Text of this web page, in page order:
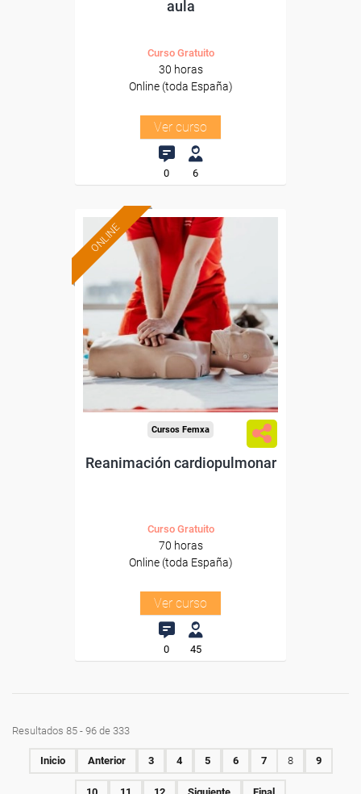
aula
Curso Gratuito
30 horas
Online (toda España)
Ver curso
0 6
ONLINE
Formación 100%
subvencionada.
Para desempleados,
trabajadores y autónomos.
Sector
-Sanidad.
Cursos Femxa
Reanimación cardiopulmonar
Curso Gratuito
70 horas
Online (toda España)
Ver curso
0 45
Resultados 85 - 96 de 333
Inicio Anterior 3 4 5 6 7 8 9